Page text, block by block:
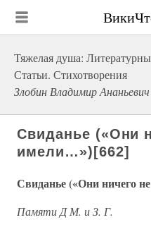
Тяжелая душа:
Статьи. Стихотворения
Злобин Владимир Ананьевич
Свиданье («Они
имели…»)[662]
Свиданье («Они ничего
Памяти Д М. и З. Г.